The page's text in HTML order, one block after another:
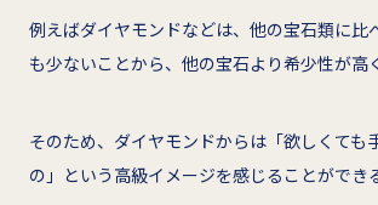
例えばダイヤモンドなどは、他の宝石類に比
も少ないことから、他の宝石より希少性が高
そのため、ダイヤモンドからは「欲しくても
の」という高級イメージを感じることができ